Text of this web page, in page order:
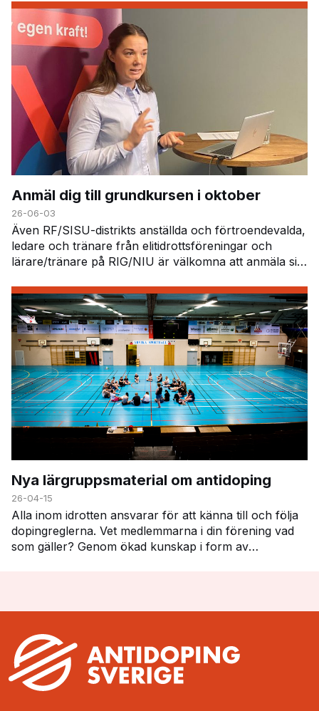
Anmäl dig till grundkursen i oktober
26-06-03
Även RF/SISU-distrikts anställda och förtroendevalda,
ledare och tränare från elitidrottsföreningar och
lärare/tränare på RIG/NIU är välkomna att anmäla sig.
Nya lärgruppsmaterial om antidoping
26-04-15
Alla inom idrotten ansvarar för att känna till och följa
dopingreglerna. Vet medlemmarna i din förening vad
som gäller? Genom ökad kunskap i form av